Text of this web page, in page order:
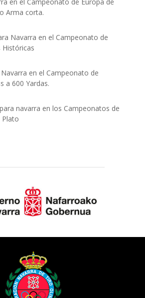
Arma corta.
Navarra en el Campeonato de
Históricas
en el Campeonato de
a 600 Yardas.
navarra en los Campeonatos de
Plato